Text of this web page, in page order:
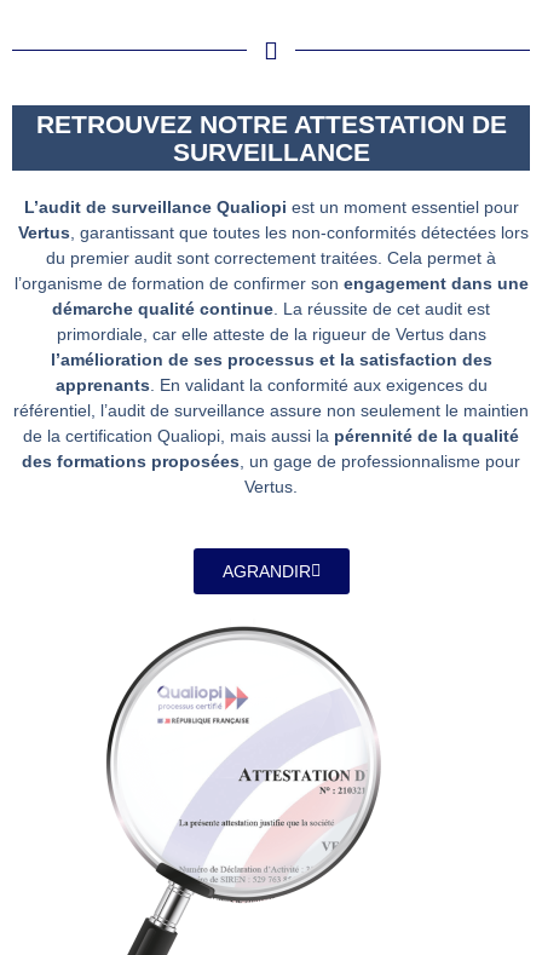
RETROUVEZ NOTRE ATTESTATION DE
SURVEILLANCE
L’audit de surveillance Qualiopi est un moment essentiel pour
Vertus , garantissant que toutes les non-conformités détectées lors
du premier audit sont correctement traitées. Cela permet à
l’organisme de formation de confirmer son engagement dans une
démarche qualité continue . La réussite de cet audit est
primordiale, car elle atteste de la rigueur de Vertus dans
l’amélioration de ses processus et la satisfaction des
apprenants . En validant la conformité aux exigences du
référentiel, l’audit de surveillance assure non seulement le maintien
de la certification Qualiopi, mais aussi la pérennité de la qualité
des formations proposées , un gage de professionnalisme pour
Vertus.
AGRANDIR